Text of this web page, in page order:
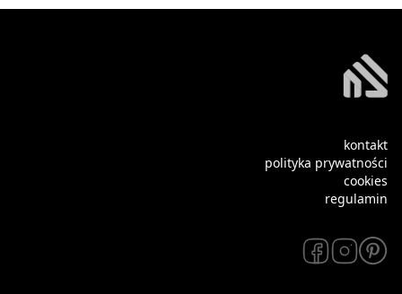
kontakt
polityka prywatności
cookies
regulamin